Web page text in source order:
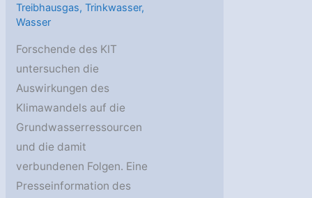
Treibhausgas,Trinkwasser,
Wasser
Forschende des KIT
untersuchen die
Auswirkungen des
Klimawandels auf die
Grundwasserressourcen
und die damit
verbundenen Folgen. Eine
Presseinformation des